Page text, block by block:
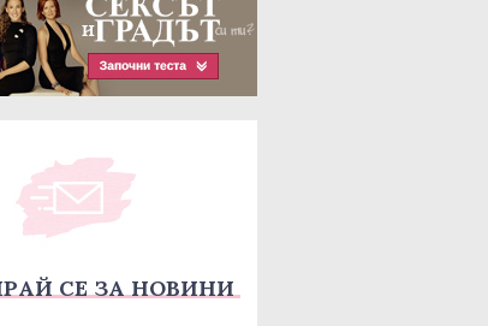
СЕ ЗА НОВИНИ